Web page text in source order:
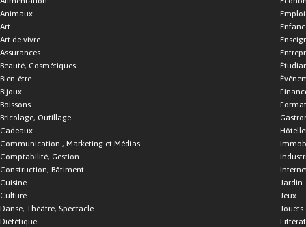
Animaux
Art
Art de vivre
Assurances
Beauté, Cosmétiques
Bien-être
Bijoux
Boissons
Bricolage, Outillage
Cadeaux
Communication , Marketing et Médias
Comptabilité, Gestion
Construction, Bâtiment
Cuisine
Culture
Danse, Théâtre, Spectacle
Diététique
Emploi
Jardin
Jeux
Jouets